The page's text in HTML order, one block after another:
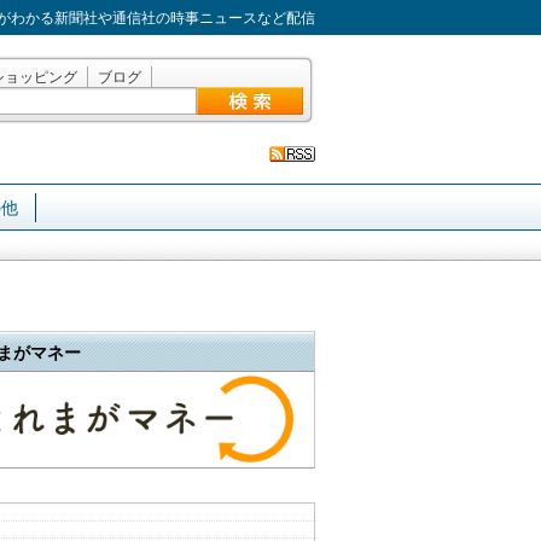
わかる新聞社や通信社の時事ニュースなど配信
ョッピング ブログ
がマネー